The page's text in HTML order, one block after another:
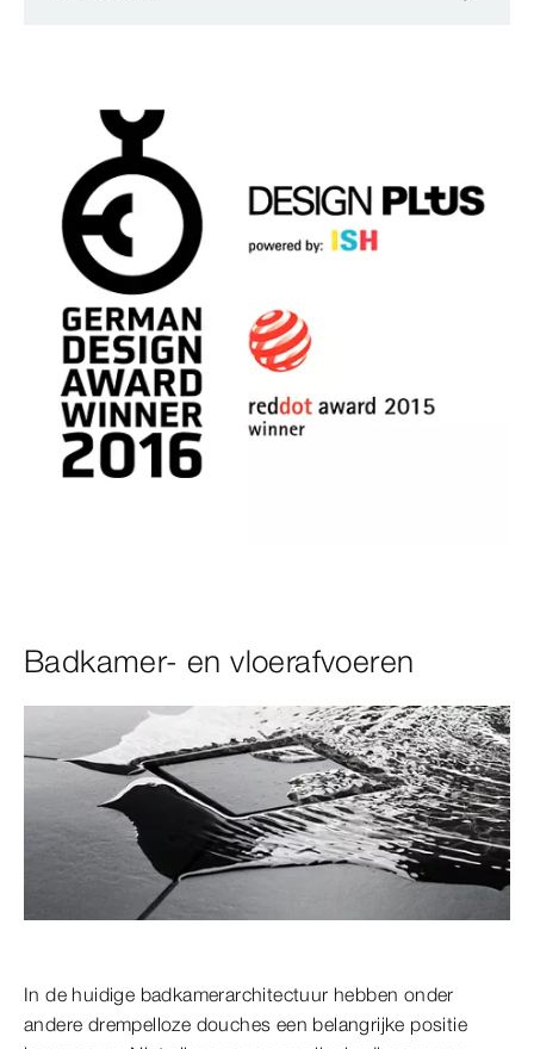
Badkamer- en vloerafvoeren
In de huidige badkamerarchitectuur hebben onder
andere drempelloze douches een belangrijke positie